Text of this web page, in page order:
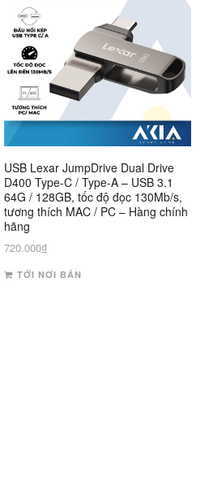
USB Lexar JumpDrive Dual Drive
D400 Type-C / Type-A – USB 3.1
64G / 128GB, tốc độ đọc 130Mb/s,
tương thích MAC / PC – Hàng chính
hãng
720.000₫
TỚI NƠI BÁN